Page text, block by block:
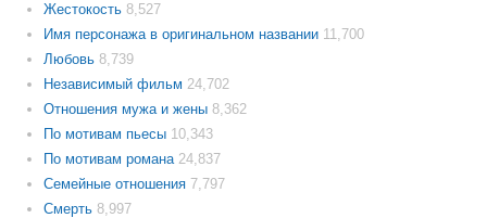
Жестокость 8,527
Имя персонажа в оригинальном названии 11,700
Любовь 8,739
Независимый фильм 24,702
Отношения мужа и жены 8,362
По мотивам пьесы 10,343
По мотивам романа 24,837
Семейные отношения 7,797
Смерть 8,997